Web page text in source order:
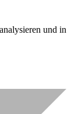
und in